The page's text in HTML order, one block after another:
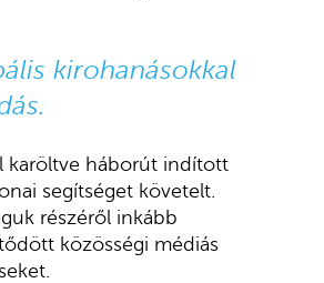
kirohanásokkal
karöltve háborút indított
segítséget követelt.
részéről inkább
közösségi médiás